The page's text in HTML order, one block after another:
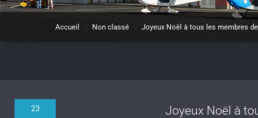
Accueil Non classé Joyeux Noël à tous les membres
23
Joyeux Noël à